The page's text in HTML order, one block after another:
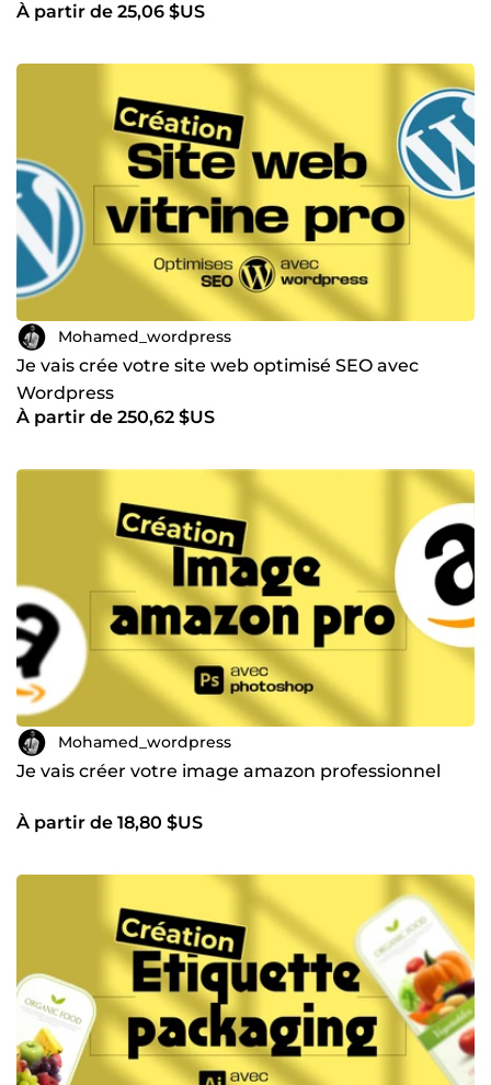
À partir de 25,06 $US
Mohamed_wordpress
Je vais crée votre site web optimisé SEO avec
Wordpress
À partir de 250,62 $US
Mohamed_wordpress
Je vais créer votre image amazon professionnel
À partir de 18,80 $US